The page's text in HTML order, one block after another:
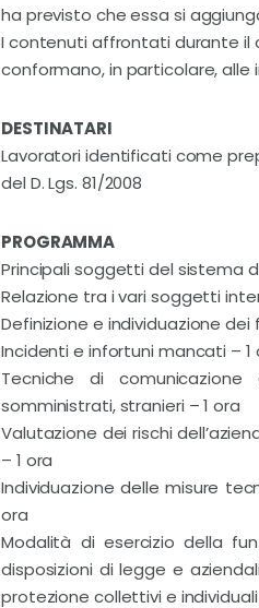
ha previsto che essa si
I contenuti affrontati durante il
conformano, in particolare, alle
DESTINATARI
Lavoratori identificati come
del D. Lgs. 81/2008
PROGRAMMA
Principali soggetti del sistema
Relazione tra i vari soggetti
Definizione e individuazione dei
Incidenti e infortuni mancati – 1
Tecniche di
somministrati, stranieri – 1 ora
Valutazione dei rischi
– 1 ora
Individuazione delle misure
ora
Modalità di esercizio della
disposizioni di legge e
protezione collettivi e